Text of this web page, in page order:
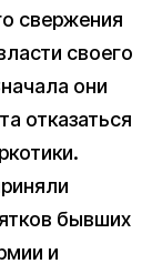
свержения
своего
они
отказаться
бывших
и